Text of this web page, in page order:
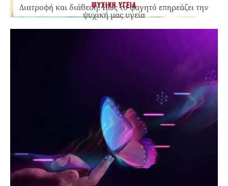
ΨΥΧΙΚΗ ΥΓΕΙΑ
Διατροφή και διάθεση: Πώς το φαγητό επηρεάζει την
ψυχική μας υγεία